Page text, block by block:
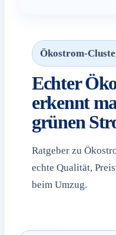
Ökostrom-
Echter
erkennt
grünen
Ratgeber zu
echte Qualität,
beim Umzug.